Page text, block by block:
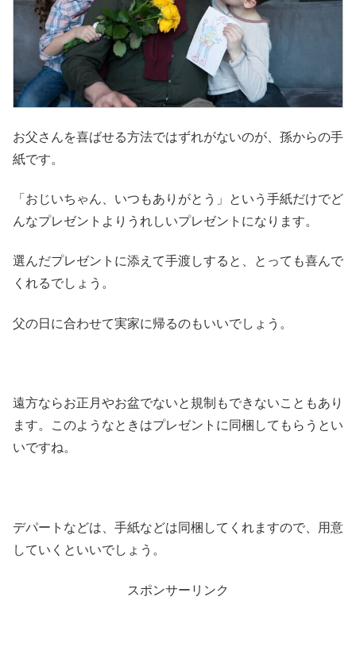
お父さんを喜ばせる方法ではずれがないのが、孫からの手
紙です。
「おじいちゃん、いつもありがとう」という手紙だけでど
んなプレゼントよりうれしいプレゼントになります。
選んだプレゼントに添えて手渡しすると、とっても喜んで
くれるでしょう。
父の日に合わせて実家に帰るのもいいでしょう。
遠方ならお正月やお盆でないと規制もできないこともあり
ます。このようなときはプレゼントに同梱してもらうとい
いですね。
デパートなどは、手紙などは同梱してくれますので、用意
していくといいでしょう。
スポンサーリンク